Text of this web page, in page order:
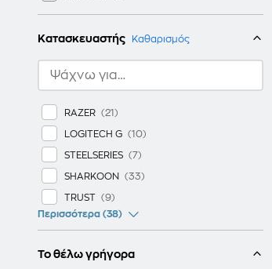
Κατασκευαστής Καθαρισμός
RAZER
LOGITECH G
STEELSERIES
SHARKOON
TRUST
Περισσότερα (38)
Το θέλω γρήγορα